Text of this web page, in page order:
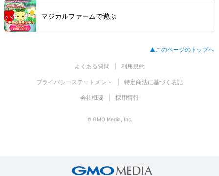
マジカルファームで遊ぶ
▲このページのトップへ
よくある質問 利用規約
プライバシーステートメント 特定商法に基づく表記
会社概要 採用情報
© GMO Media, Inc.